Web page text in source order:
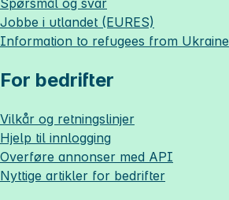
Jobbe i utlandet (EURES)
Information to refugees from Ukraine
For bedrifter
Vilkår og retningslinjer
Hjelp til innlogging
Overføre annonser med API
Nyttige artikler for bedrifter